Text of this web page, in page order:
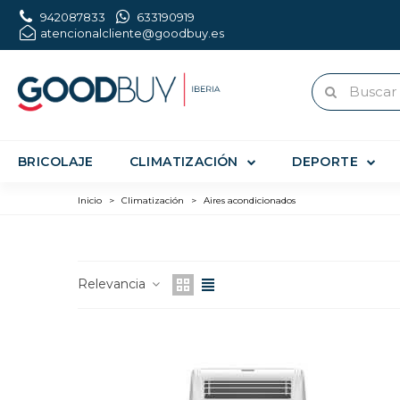
942087833
633190919
atencionalcliente@goodbuy.es
BRICOLAJE CLIMATIZACIÓN DEPORTE
Inicio > Climatización > Aires acondicionados
Relevancia